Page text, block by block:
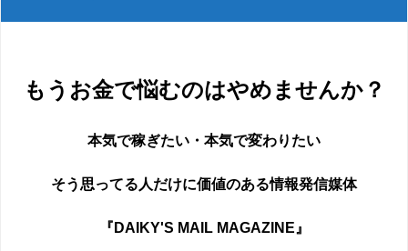
もうお金で悩むのはやめませんか？
本気で稼ぎたい・本気で変わりたい
そう思ってる人だけに価値のある情報発信媒体
『DAIKY'S MAIL MAGAZINE』